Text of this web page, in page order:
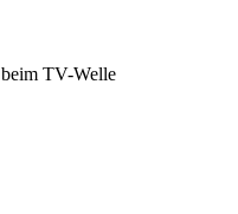
TV-Welle